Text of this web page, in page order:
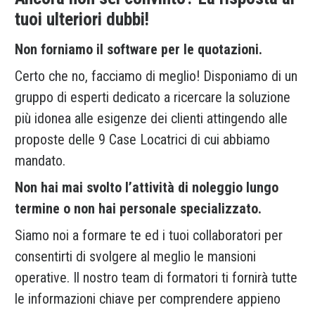
tuoi ulteriori dubbi!
Non forniamo il software per le quotazioni.
Certo che no, facciamo di meglio! Disponiamo di un
gruppo di esperti dedicato a ricercare la soluzione
più idonea alle esigenze dei clienti attingendo alle
proposte delle 9 Case Locatrici di cui abbiamo
mandato.
Non hai mai svolto l’attività di noleggio lungo
termine o non hai personale specializzato.
Siamo noi a formare te ed i tuoi collaboratori per
consentirti di svolgere al meglio le mansioni
operative. Il nostro team di formatori ti fornirà tutte
le informazioni chiave per comprendere appieno